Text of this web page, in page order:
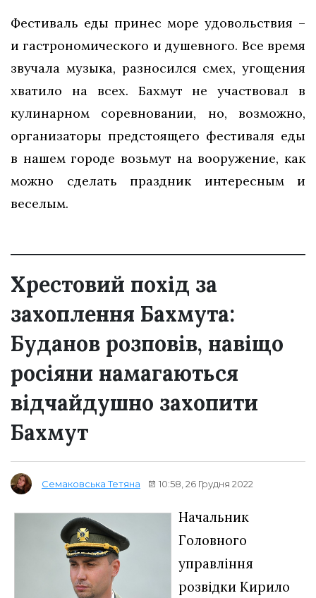
Фестиваль еды принес море удовольствия –
и гастрономического и душевного. Все время
звучала музыка, разносился смех, угощения
хватило на всех. Бахмут не участвовал в
кулинарном соревновании, но, возможно,
организаторы предстоящего фестиваля еды
в нашем городе возьмут на вооружение, как
можно сделать праздник интересным и
веселым.
Хрестовий похід за
захоплення Бахмута:
Буданов розповів, навіщо
росіяни намагаються
відчайдушно захопити
Бахмут
Семаковська Тетяна 10:58, 26 Грудня 2022
Начальник
Головного
управління
розвідки Кирило